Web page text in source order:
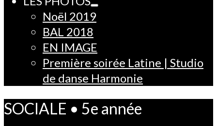
Noël 2019
BAL 2018
EN IMAGE
Première soirée Latine | Studio
de danse Harmonie
SOCIALE • 5e année